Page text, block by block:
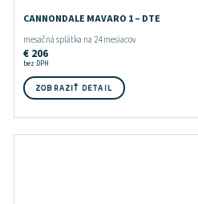
CANNONDALE MAVARO 1 – DTE
mesačná splátka na 24 mesiacov
€206
bez DPH
ZOBRAZIŤ DETAIL